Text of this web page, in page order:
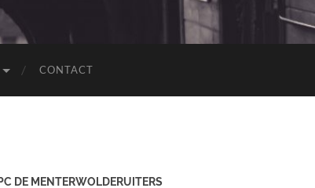
CONTACT
DE MENTERWOLDERUITERS